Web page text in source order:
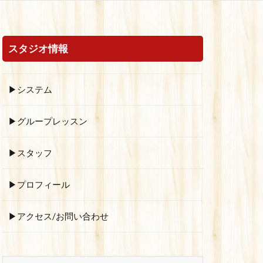
スタジオ情報
▶システム
▶グループレッスン
▶スタッフ
▶プロフィール
▶アクセス/お問い合わせ